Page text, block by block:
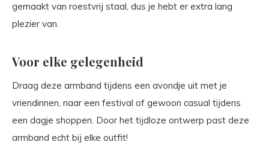
gemaakt van roestvrij staal, dus je hebt er extra lang
plezier van.
Voor elke gelegenheid
Draag deze armband tijdens een avondje uit met je
vriendinnen, naar een festival of gewoon casual tijdens
een dagje shoppen. Door het tijdloze ontwerp past deze
armband echt bij elke outfit!